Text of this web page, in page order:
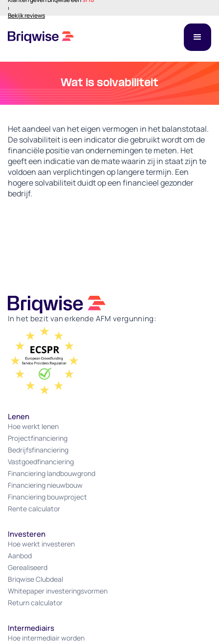
⏐
Bekijk reviews
Wat is solvabiliteit
Het aandeel van het eigen vermogen in het balanstotaal.
De solvabiliteit is een indicator die gebruikt wordt om de
financiële positie van ondernemingen te meten. Het
geeft een indicatie van de mate waarin zij in staat zijn te
voldoen aan verplichtingen op langere termijn. Een
hogere solvabiliteit duidt op een financieel gezonder
bedrijf.
In het bezit van erkende AFM vergunning:
Lenen
Hoe werkt lenen
Projectfinanciering
Bedrijfsfinanciering
Vastgoedfinanciering
Financiering landbouwgrond
Financiering nieuwbouw
Financiering bouwproject
Rente calculator
Investeren
Hoe werkt investeren
Aanbod
Gerealiseerd
Briqwise Clubdeal
Whitepaper investeringsvormen
Return calculator
Intermediairs
Hoe intermediair worden